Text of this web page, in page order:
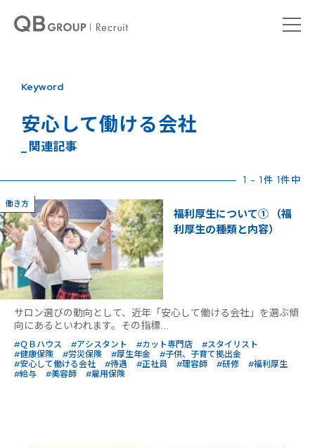
Keyword
安心して働ける会社
_ 関連記事
1 - 1件 1件中
働き方
福利厚生について① （福
利厚生の種類と内容）
サロン選びの動向として、近年「安心して働ける会社」を選ぶ傾
向にあるといわれます。その指標...
#ＱＢハウス #アシスタント #カット専門店
#スタイリスト
#健康保険
#労災保険 #厚生年金
#子供、子育て拠出金
#安心して働ける会社
#待遇 #正社員 #理容師 #研修
#福利厚生
#給与
#美容師 #雇用保険